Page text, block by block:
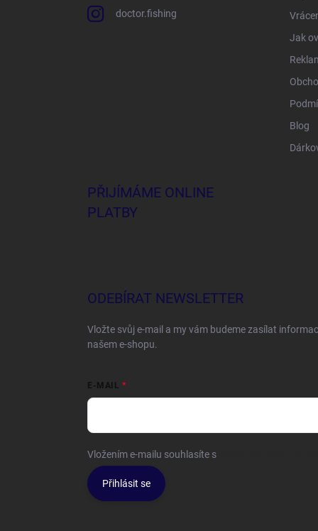
doctor.fishing
Jak
Blog
PŘIJÍMÁME ONLINE
PLATBY
ODEBÍRAT NEWSLETTER
Vložte svůj e-mail a my vám budeme zasílat
našem e-shopu.
E-MAIL
Vložením e-mailu souhlasíte s
Přihlásit se